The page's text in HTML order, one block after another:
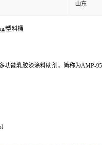
山东
塑料桶
功能乳胶漆涂料助剂，简称为AMP-